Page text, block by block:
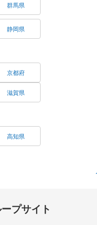
群馬県
静岡県
京都府
滋賀県
高知県
プサイト